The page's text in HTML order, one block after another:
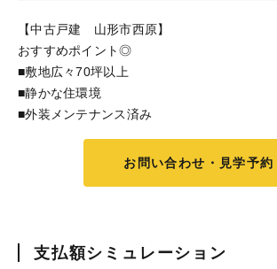
【中古戸建 山形市西原】
おすすめポイント◎
■敷地広々70坪以上
■静かな住環境
■外装メンテナンス済み
お問い合わせ・見学予約
支払額シミュレーション